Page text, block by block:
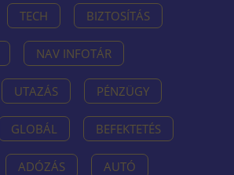
TECH BIZTOSÍTÁS
NAV INFOTÁR
UTAZÁS PÉNZÜGY
GLOBÁL BEFEKTETÉS
ADÓZÁS AUTÓ